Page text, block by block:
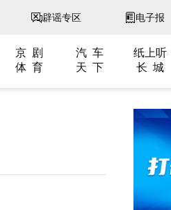
辟谣专区 电子报
京 剧 汽 车
纸上听
体 育 天 下 长 城